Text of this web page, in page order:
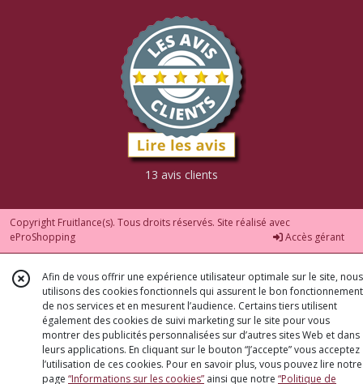
13 avis clients
Copyright Fruitlance(s). Tous droits réservés. Site réalisé avec
eProShopping
Accès gérant
Afin de vous offrir une expérience utilisateur optimale sur le site, nous
utilisons des cookies fonctionnels qui assurent le bon fonctionnement
de nos services et en mesurent l’audience. Certains tiers utilisent
également des cookies de suivi marketing sur le site pour vous
montrer des publicités personnalisées sur d’autres sites Web et dans
leurs applications. En cliquant sur le bouton “J’accepte” vous acceptez
l’utilisation de ces cookies. Pour en savoir plus, vous pouvez lire notre
page “Informations sur les cookies” ainsi que notre “Politique de